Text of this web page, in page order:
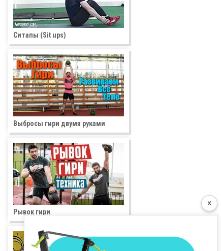
Ситапы (Sit ups)
Выбросы гири двумя руками
Рывок гири
×